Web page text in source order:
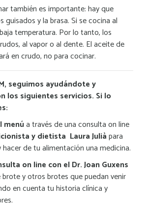
también es importante: hay que
guisados y la brasa. Si se cocina al
temperatura. Por lo tanto, los
al vapor o al dente. El aceite de
en crudo, no para cocinar.
seguimos ayudándote y
los siguientes servicios. Si lo
menúa través de una consulta on line
y dietista Laura Juliàpara
de tu alimentación una medicina.
on line con el Dr. Joan Guxens
brote y otros brotes que puedan venir
en cuenta tu historia clínica y